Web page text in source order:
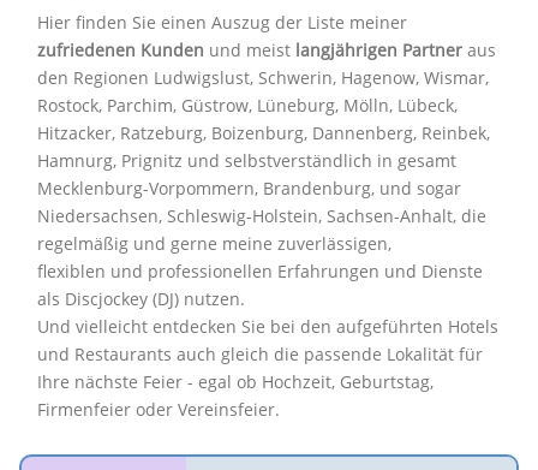
Hier finden Sie einen Auszug der Liste meiner
zufriedenen Kunden und meist langjährigen Partner aus
den Regionen Ludwigslust, Schwerin, Hagenow, Wismar,
Rostock, Parchim, Güstrow, Lüneburg, Mölln, Lübeck,
Hitzacker, Ratzeburg, Boizenburg, Dannenberg, Reinbek,
Hamnurg, Prignitz und selbstverständlich in gesamt
Mecklenburg-Vorpommern, Brandenburg, und sogar
Niedersachsen, Schleswig-Holstein, Sachsen-Anhalt, die
regelmäßig und gerne meine zuverlässigen,
flexiblen und professionellen Erfahrungen und Dienste
als Discjockey (DJ) nutzen.
Und vielleicht entdecken Sie bei den aufgeführten Hotels
und Restaurants auch gleich die passende Lokalität für
Ihre nächste Feier - egal ob Hochzeit, Geburtstag,
Firmenfeier oder Vereinsfeier.